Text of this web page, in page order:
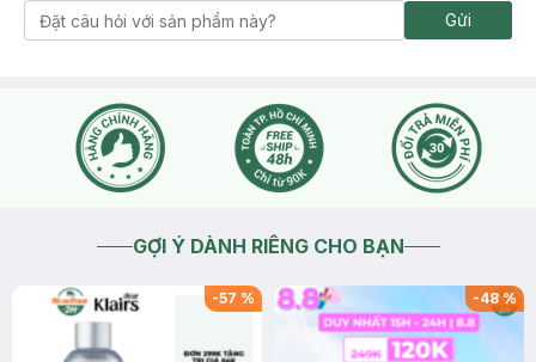
Gửi
GỢI Ý DÀNH RIÊNG CHO BẠN
-57 % -48%